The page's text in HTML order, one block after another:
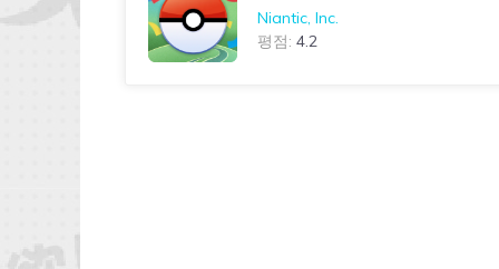
Niantic, Inc.
평점: 4.2